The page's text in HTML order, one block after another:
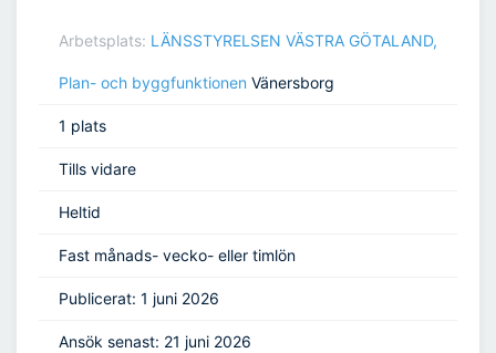
Arbetsplats: LÄNSSTYRELSEN VÄSTRA GÖTALAND,
Plan- och byggfunktionen Vänersborg
1 plats
Tills vidare
Heltid
Fast månads- vecko- eller timlön
Publicerat: 1 juni 2026
Ansök senast: 21 juni 2026